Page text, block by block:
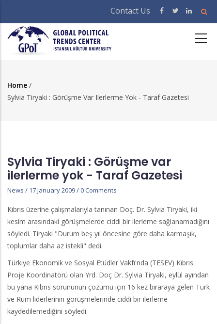
main
content
Contact Us
Breadcrumb
Home /
Sylvia Tiryaki : Görüşme Var Ilerlerme Yok - Taraf Gazetesi
Sylvia Tiryaki : Görüşme var
ilerlerme yok - Taraf Gazetesi
News / 17 January 2009/0 Comments
Kıbrıs üzerine çalışmalarıyla tanınan Doç. Dr. Sylvia Tiryaki, iki
kesim arasındaki görüşmelerde ciddi bir ilerleme sağlanamadığını
söyledi. Tiryaki "Durum beş yıl öncesine göre daha karmaşık,
toplumlar daha az istekli" dedi.
Türkiye Ekonomik ve Sosyal Etüdler Vakfı'nda (TESEV) Kıbrıs
Proje Koordinatörü olan Yrd. Doç Dr. Sylvia Tiryaki, eylül ayından
bu yana Kıbrıs sorununun çözümü için 16 kez biraraya gelen Türk
ve Rum liderlerinin görüşmelerinde ciddi bir ilerleme
kaydedilemediğini söyledi.